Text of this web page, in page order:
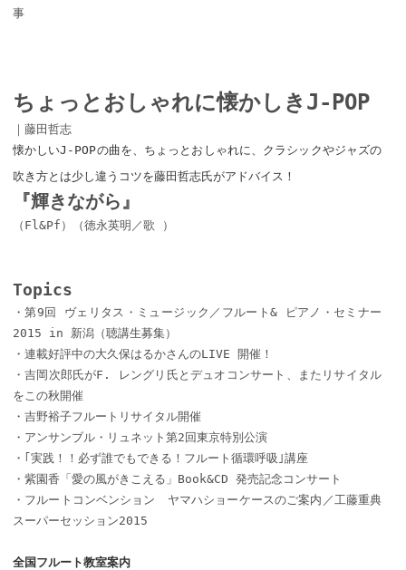
事
ちょっとおしゃれに懐かしきJ-POP
｜藤田哲志
懐かしいJ-POPの曲を、ちょっとおしゃれに、クラシックやジャズの
吹き方とは少し違うコツを藤田哲志氏がアドバイス！
『輝きながら』
（Fl&Pf）（徳永英明／歌 ）
Topics
・第9回 ヴェリタス・ミュージック／フルート& ピアノ・セミナー
2015 in 新潟（聴講生募集）
・連載好評中の大久保はるかさんのLIVE 開催！
・吉岡次郎氏がF. レングリ氏とデュオコンサート、またリサイタル
をこの秋開催
・吉野裕子フルートリサイタル開催
・アンサンブル・リュネット第2回東京特別公演
・｢実践！！必ず誰でもできる！フルート循環呼吸｣講座
・紫園香「愛の風がきこえる」Book&CD 発売記念コンサート
・フルートコンベンション ヤマハショーケースのご案内／工藤重典
スーパーセッション2015
全国フルート教室案内